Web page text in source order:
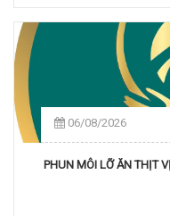
06/08/2026
PHUN MÔI LỠ ĂN THỊT